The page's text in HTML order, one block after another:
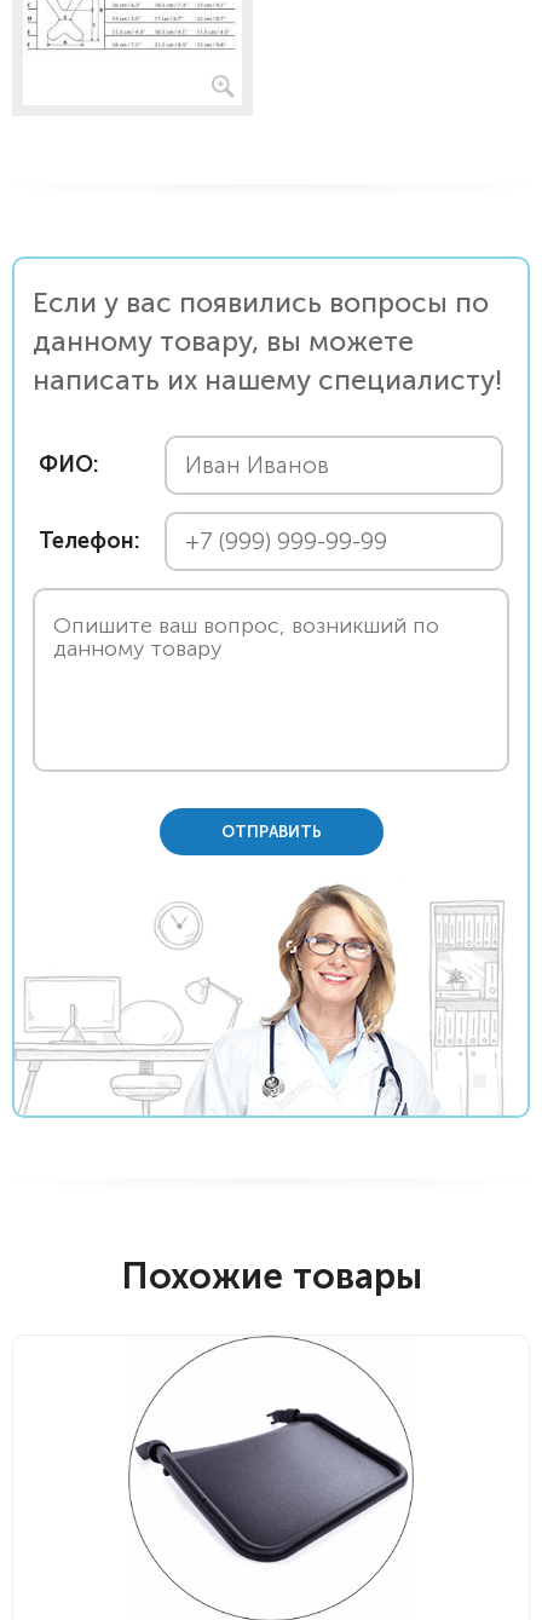
Если у вас появились вопросы по
данному товару, вы можете
написать их нашему специалисту!
ФИО:
Телефон:
ОТПРАВИТЬ
Похожие товары